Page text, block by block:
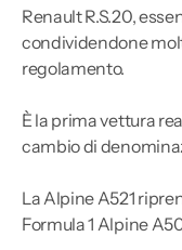
Renault R.S.20,
condividendone
regolamento.
È la prima vettura
cambio di
La Alpine A521
Formula 1 Alpine